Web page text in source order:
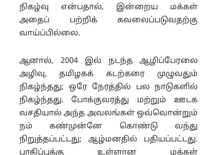
நிகழ்வு என்பதால், இன்றைய மக்கள்
அதைப் பற்றிக் கவலைப்படுவதற்கு
வாய்ப்பில்லை.
ஆனால், 2004 இல் நடந்த ஆழிப்பேரலை
அழிவு, தமிழகக் கடற்கரை முழுவதும்
நிகழ்ந்தது; ஒரே நேரத்தில் பல நாடுகளில்
நிகழ்ந்தது. போக்குவரத்து மற்றும் ஊடக
வசதியால் அந்த அவலங்கள் ஒவ்வொன்றும்
நம் கண்முன்னே கொண்டு வந்து
நிறுத்தப்பட்டது; ஆழ்மனதில் பதியப்பட்டது.
பாதிப்புக்கு உள்ளான மக்கள்